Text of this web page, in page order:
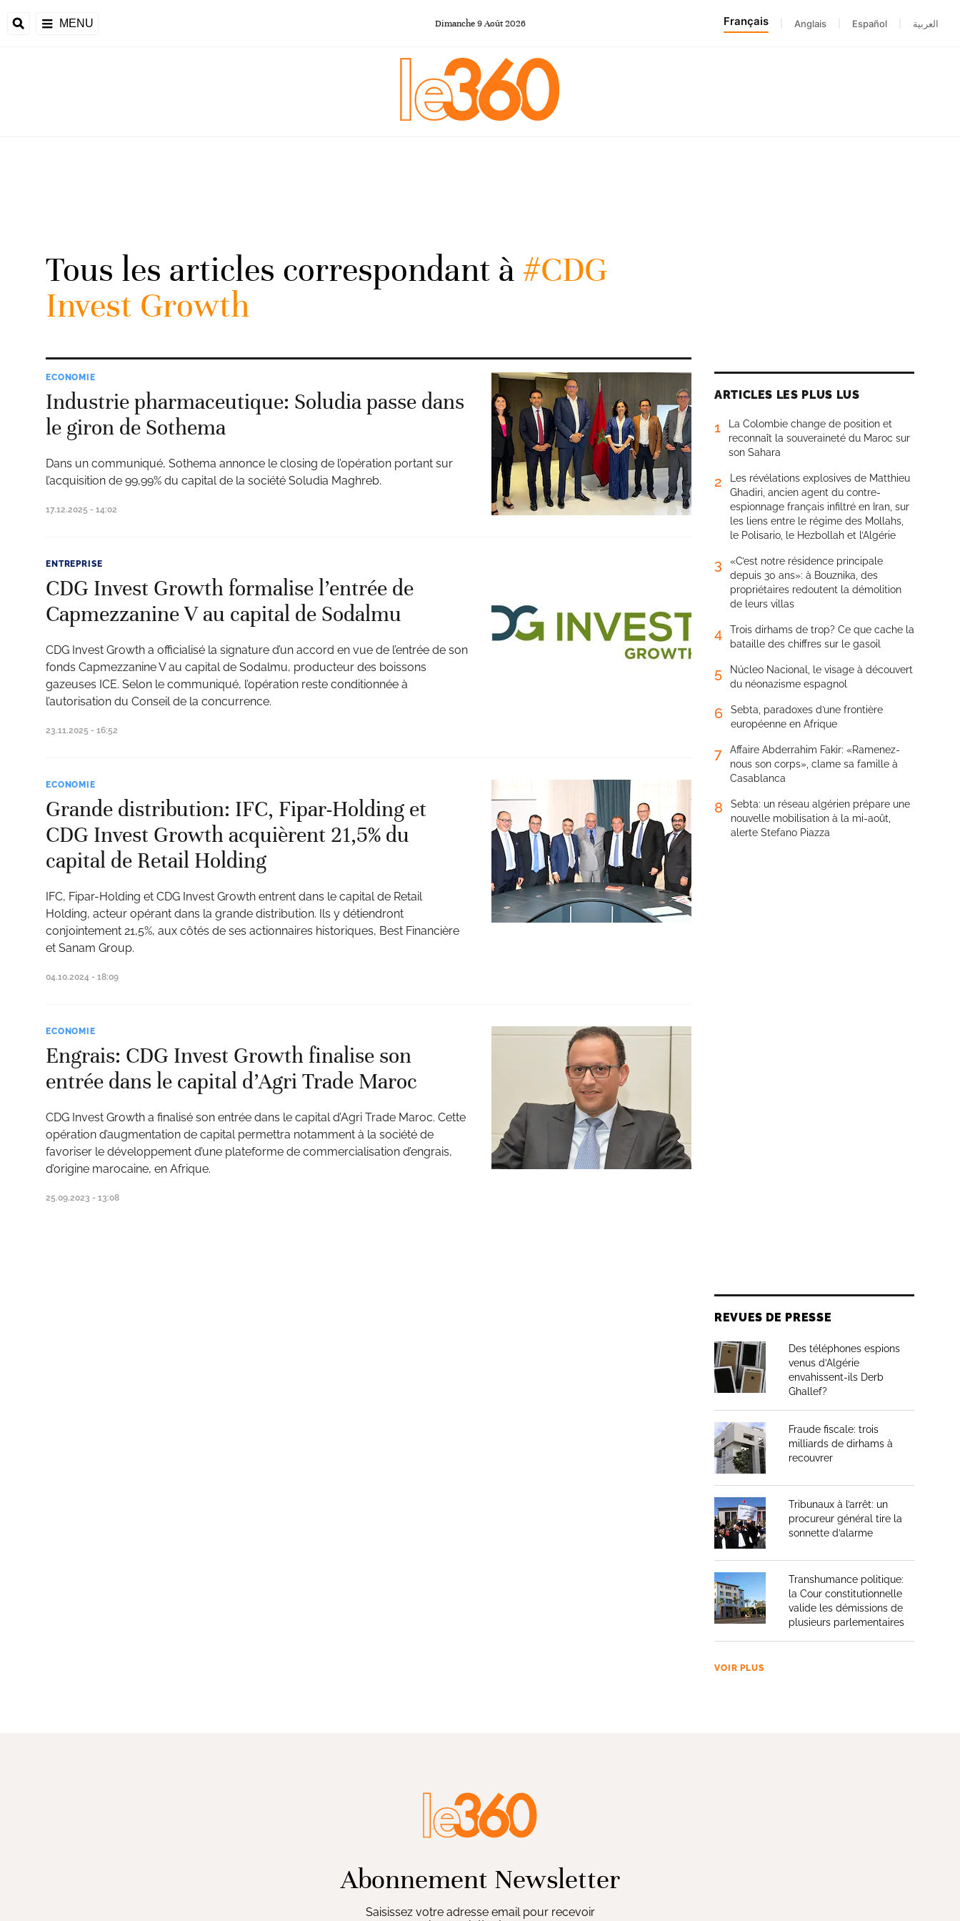
MENU Dimanche 9Août 2026 Français Anglais Español العربية
Tous les articles correspondant à #CDG
Invest Growth
ECONOMIE
Industrie pharmaceutique: Soludia passe dans
le giron de Sothema
Dans un communiqué, Sothema annonce le closing de l’opération portant sur
l’acquisition de 99,99% du capital de la société Soludia Maghreb.
17.12.2025 - 14:02
ENTREPRISE
CDG Invest Growth formalise l’entrée de
Capmezzanine V au capital de Sodalmu
CDG Invest Growth a officialisé la signature d’un accord en vue de l’entrée de son
fonds Capmezzanine V au capital de Sodalmu, producteur des boissons
gazeuses ICE. Selon le communiqué, l’opération reste conditionnée à
l’autorisation du Conseil de la concurrence.
23.11.2025 - 16:52
ECONOMIE
Grande distribution: IFC, Fipar-Holding et
CDG Invest Growth acquièrent 21,5% du
capital de Retail Holding
IFC, Fipar-Holding et CDG Invest Growth entrent dans le capital de Retail
Holding, acteur opérant dans la grande distribution. Ils y détiendront
conjointement 21,5%, aux côtés de ses actionnaires historiques, Best Financière
et Sanam Group.
04.10.2024 - 18:09
ECONOMIE
Engrais: CDG Invest Growth finalise son
entrée dans le capital d’Agri Trade Maroc
CDG Invest Growth a finalisé son entrée dans le capital d’Agri Trade Maroc. Cette
opération d’augmentation de capital permettra notamment à la société de
favoriser le développement d’une plateforme de commercialisation d’engrais,
d’origine marocaine, en Afrique.
25.09.2023 - 13:08
ARTICLES LES PLUS LUS
1
La Colombie change de position et
reconnaît la souveraineté du Maroc sur
son Sahara
2
Les révélations explosives de Matthieu
Ghadiri, ancien agent du contre-
espionnage français infiltré en Iran, sur
les liens entre le régime des Mollahs,
le Polisario, le Hezbollah et l’Algérie
3
«C’est notre résidence principale
depuis 30 ans»: à Bouznika, des
propriétaires redoutent la démolition
de leurs villas
4
Trois dirhams de trop? Ce que cache la
bataille des chiffres sur le gasoil
5
Núcleo Nacional, le visage à découvert
du néonazisme espagnol
6
Sebta, paradoxes d’une frontière
européenne en Afrique
7
Affaire Abderrahim Fakir: «Ramenez-
nous son corps», clame sa famille à
Casablanca
8
Sebta: un réseau algérien prépare une
nouvelle mobilisation à la mi-août,
alerte Stefano Piazza
REVUES DE PRESSE
Des téléphones espions
venus d’Algérie
envahissent-ils Derb
Ghallef?
Fraude fiscale: trois
milliards de dirhams à
recouvrer
Tribunaux à l’arrêt: un
procureur général tire la
sonnette d’alarme
Transhumance politique:
la Cour constitutionnelle
valide les démissions de
plusieurs parlementaires
VOIR PLUS
Abonnement Newsletter
Saisissez votre adresse email pour recevoir